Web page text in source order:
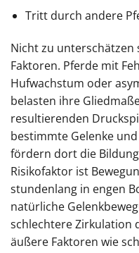
Tritt durch andere
Nicht zu unterschätzen
Faktoren. Pferde mit
Hufwachstum oder
belasten ihre
resultierenden
bestimmte Gelenke
fördern dort die
Risikofaktor ist
stundenlang in engen
natürliche
schlechtere Zirkulation
äußere Faktoren wie